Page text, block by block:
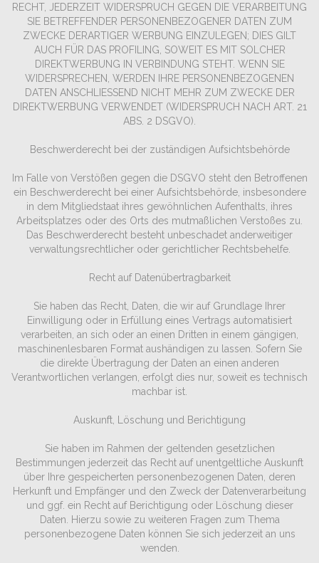
RECHT, JEDERZEIT WIDERSPRUCH GEGEN DIE VERARBEITUNG
SIE BETREFFENDER PERSONENBEZOGENER DATEN ZUM
ZWECKE DERARTIGER WERBUNG EINZULEGEN; DIES GILT
AUCH FÜR DAS PROFILING, SOWEIT ES MIT SOLCHER
DIREKTWERBUNG IN VERBINDUNG STEHT. WENN SIE
WIDERSPRECHEN, WERDEN IHRE PERSONENBEZOGENEN
DATEN ANSCHLIESSEND NICHT MEHR ZUM ZWECKE DER
DIREKTWERBUNG VERWENDET (WIDERSPRUCH NACH ART. 21
ABS. 2 DSGVO).
Beschwerde­recht bei der zuständigen Aufsichts­behörde
Im Falle von Verstößen gegen die DSGVO steht den Betroffenen
ein Beschwerderecht bei einer Aufsichtsbehörde, insbesondere
in dem Mitgliedstaat ihres gewöhnlichen Aufenthalts, ihres
Arbeitsplatzes oder des Orts des mutmaßlichen Verstoßes zu.
Das Beschwerderecht besteht unbeschadet anderweitiger
verwaltungsrechtlicher oder gerichtlicher Rechtsbehelfe.
Recht auf Datenübertragbarkeit
Sie haben das Recht, Daten, die wir auf Grundlage Ihrer
Einwilligung oder in Erfüllung eines Vertrags automatisiert
verarbeiten, an sich oder an einen Dritten in einem gängigen,
maschinenlesbaren Format aushändigen zu lassen. Sofern Sie
die direkte Übertragung der Daten an einen anderen
Verantwortlichen verlangen, erfolgt dies nur, soweit es technisch
machbar ist.
Auskunft, Löschung und Berichtigung
Sie haben im Rahmen der geltenden gesetzlichen
Bestimmungen jederzeit das Recht auf unentgeltliche Auskunft
über Ihre gespeicherten personenbezogenen Daten, deren
Herkunft und Empfänger und den Zweck der Datenverarbeitung
und ggf. ein Recht auf Berichtigung oder Löschung dieser
Daten. Hierzu sowie zu weiteren Fragen zum Thema
personenbezogene Daten können Sie sich jederzeit an uns
wenden.